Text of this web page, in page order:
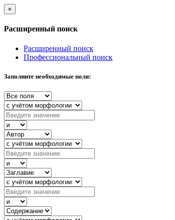
×
Расширенный поиск
Расширенный поиск
Профессиональный поиск
Заполните необходимые поля: